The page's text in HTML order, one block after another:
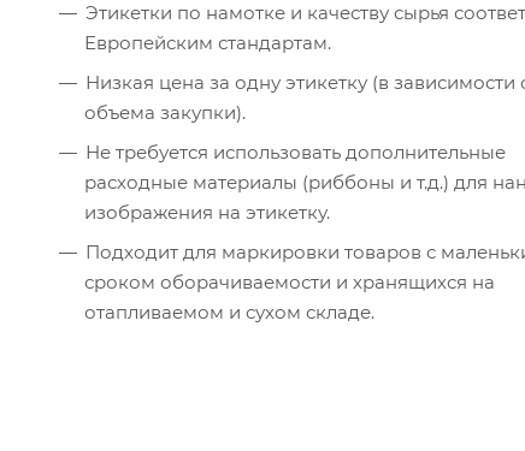
Этикетки по намотке и качеству сырья
Европейским стандартам.
Низкая цена за одну этикетку (в зависимости
объема закупки).
Не требуется использовать дополнительные
расходные материалы (риббоны и т.д.) для
изображения на этикетку.
Подходит для маркировки товаров с
сроком оборачиваемости и хранящихся на
отапливаемом и сухом складе.